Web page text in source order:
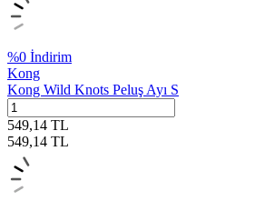
%0 İndirim
Kong
Kong Wild Knots Peluş Ayı S
549,14 TL
549,14 TL